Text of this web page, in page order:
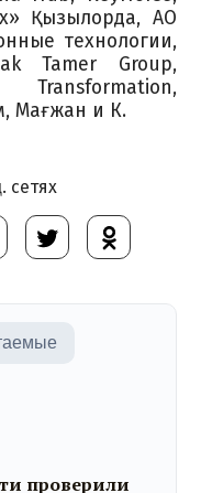
сетях
Қызылорда, АО
технологии,
Tamer Group,
Мағжан и К.
проверили